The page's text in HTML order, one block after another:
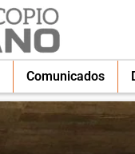
Comunicados